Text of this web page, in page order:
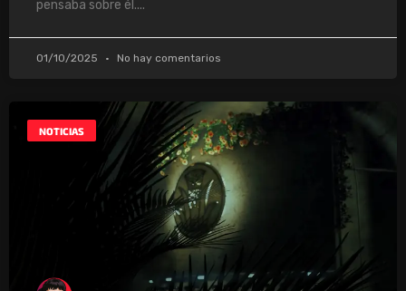
pensaba sobre él.
01/10/2025 No hay comentarios
NOTICIAS